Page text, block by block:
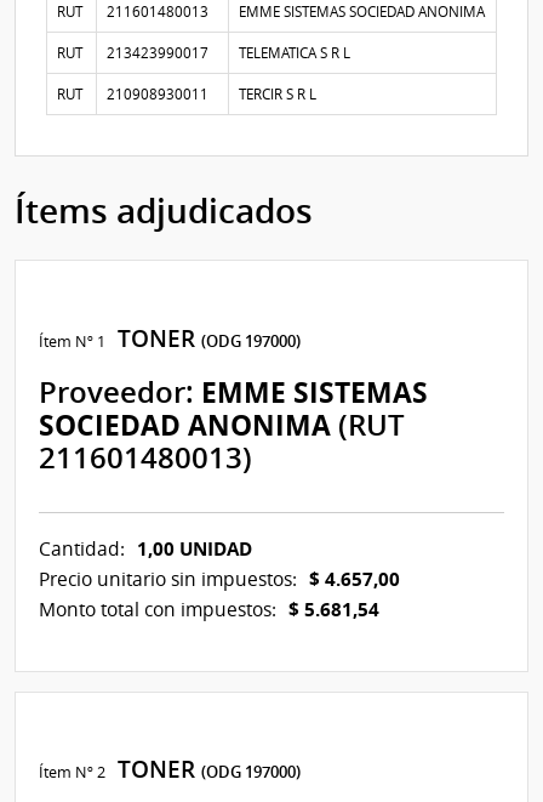
RUT 211601480013 EMME SISTEMAS SOCIEDAD ANONIMA
RUT 213423990017 TELEMATICA S R L
RUT 210908930011 TERCIR S R L
Ítems adjudicados
Ítem Nº 1 TONER(ODG 197000)
Proveedor: EMME SISTEMAS
SOCIEDAD ANONIMA (RUT
211601480013)
Cantidad: 1,00 UNIDAD
Precio unitario sin impuestos: $ 4.657,00
Monto total con impuestos: $ 5.681,54
Ítem Nº 2 TONER(ODG 197000)